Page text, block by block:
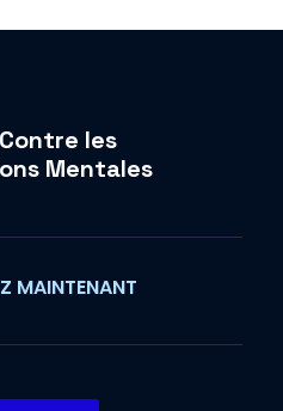
les
Mentales
MAINTENANT